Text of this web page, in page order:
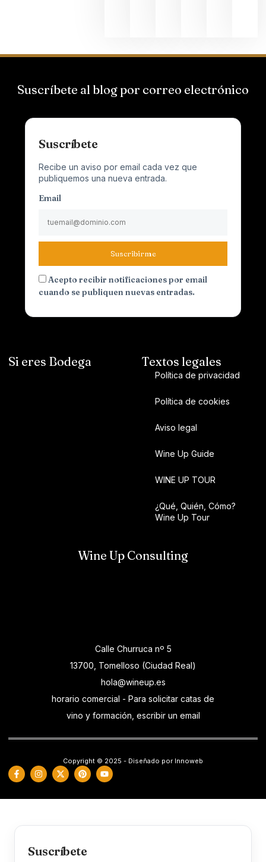
Suscríbete al blog por correo electrónico
Suscríbete
Recibe un aviso por email cada vez que
publiquemos una nueva entrada.
Email
Suscribirme
Acepto recibir notificaciones por email
cuando se publiquen nuevas entradas.
Si eres Bodega Textos legales
Política de privacidad
Política de cookies
Aviso legal
Wine Up Guide
WINE UP TOUR
¿Qué, Quién, Cómo?
Wine Up Tour
Wine Up Consulting
Calle Churruca nº 5
13700, Tomelloso (Ciudad Real)
hola@wineup.es
horario comercial - Para solicitar catas de
vino y formación, escribir un email
Copyright © 2025 - Diseñado por Innoweb
Suscríbete